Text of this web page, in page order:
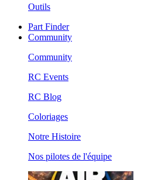
Outils
Part Finder
Community
Community
RC Events
RC Blog
Coloriages
Notre Histoire
Nos pilotes de l'équipe